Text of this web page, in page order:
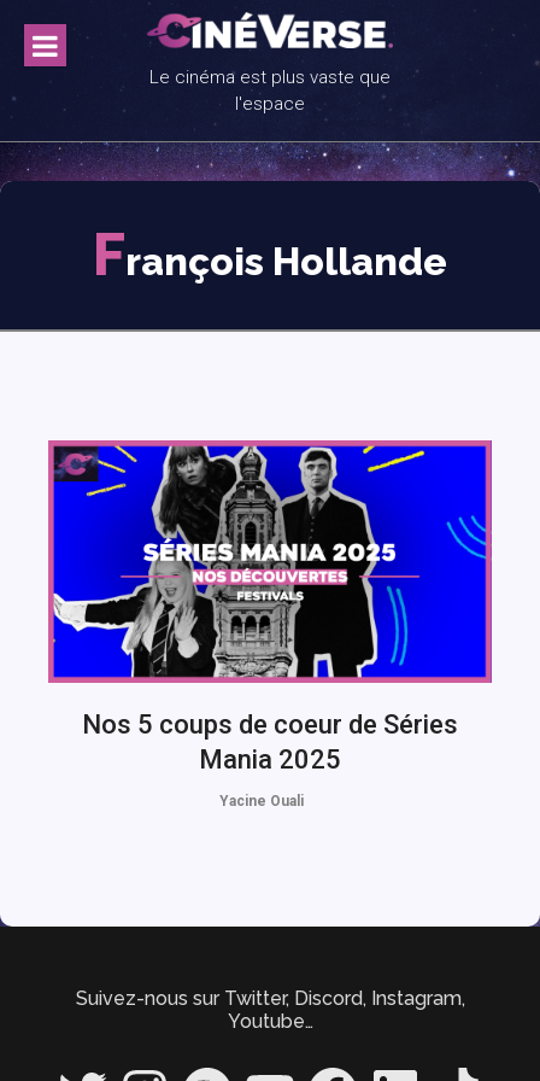
content
Le cinéma est plus vaste que
l'espace
François Hollande
Nos 5 coups de coeur de Séries
Mania 2025
Yacine Ouali
Suivez-nous sur Twitter, Discord, Instagram,
Youtube…
Twitter InstagramSpotify YouTube FacebookLinkedIn TikTok